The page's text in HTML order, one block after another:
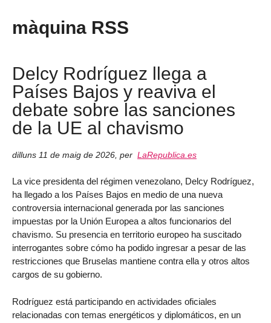
màquina RSS
Delcy Rodríguez llega a
Países Bajos y reaviva el
debate sobre las sanciones
de la UE al chavismo
dilluns 11 de maig de 2026 per LaRepublica.es
La vice presidenta del régimen venezolano, Delcy Rodríguez,
ha llegado a los Países Bajos en medio de una nueva
controversia internacional generada por las sanciones
impuestas por la Unión Europea a altos funcionarios del
chavismo. Su presencia en territorio europeo ha suscitado
interrogantes sobre cómo ha podido ingresar a pesar de las
restricciones que Bruselas mantiene contra ella y otros altos
cargos de su gobierno.
Rodríguez está participando en actividades oficiales
relacionadas con temas energéticos y diplomáticos, en un